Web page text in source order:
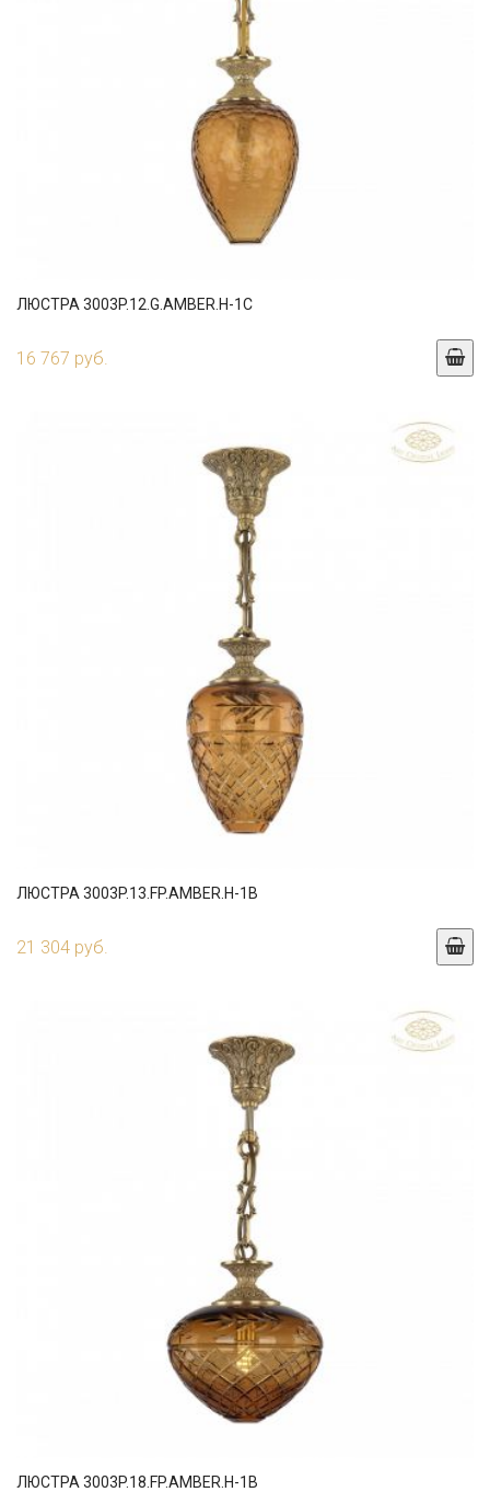
ЛЮСТРА 3003P.12.G.AMBER.H-1C
16 767 руб.
ЛЮСТРА 3003P.13.FP.AMBER.H-1B
21 304 руб.
ЛЮСТРА 3003P.18.FP.AMBER.H-1B